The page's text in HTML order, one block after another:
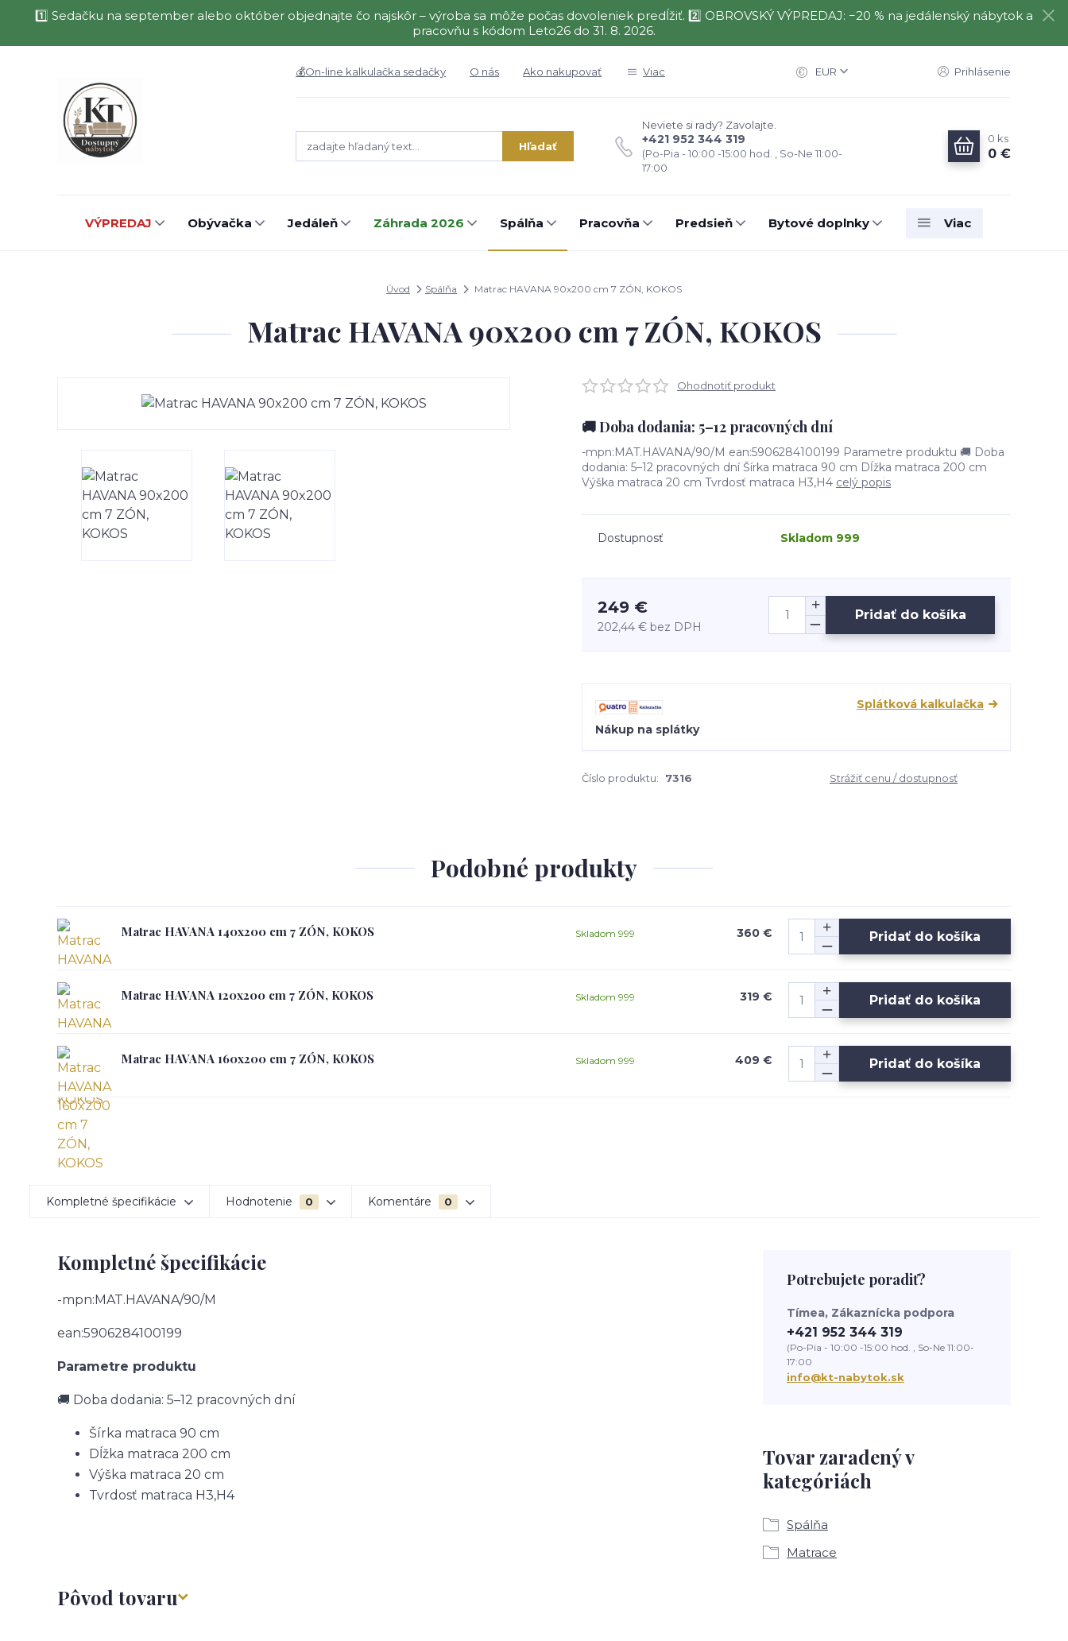
1️⃣ Sedačku na september alebo október objednajte čo najskôr – výroba sa môže počas dovoleniek predĺžiť. 2️⃣ OBROVSKÝ VÝPREDAJ: −20 % na jedálenský nábytok a
pracovňu s kódom Leto26 do 31. 8. 2026.
💰On-line kalkulačka sedačky O nás Ako nakupovať Viac EUR Prihlásenie
Hľadať
Neviete si rady? Zavolajte.
+421 952 344 319
(Po-Pia - 10:00 -15:00 hod. , So-Ne 11:00-
17:00
0 ks
0 €
VÝPREDAJ Obývačka Jedáleň Záhrada 2026 Spálňa Pracovňa Predsieň Bytové doplnky Viac
Úvod Spálňa Matrac HAVANA 90x200 cm 7 ZÓN, KOKOS
Matrac HAVANA 90x200 cm 7 ZÓN, KOKOS
Ohodnotiť produkt
🚚 Doba dodania: 5–12 pracovných dní
-mpn:MAT.HAVANA/90/M ean:5906284100199 Parametre produktu 🚚 Doba
dodania: 5–12 pracovných dní Šírka matraca 90 cm Dĺžka matraca 200 cm
Výška matraca 20 cm Tvrdosť matraca H3,H4 celý popis
Dostupnosť Skladom 999
249 €
202,44 € bez DPH
Pridať do košíka
Splátková kalkulačka
Nákup na splátky
Číslo produktu: 7316 Strážiť cenu / dostupnosť
Podobné produkty
Matrac HAVANA 140x200 cm 7 ZÓN, KOKOS 360 €
Skladom 999 Pridať do košíka
Matrac HAVANA 120x200 cm 7 ZÓN, KOKOS 319 €
Skladom 999 Pridať do košíka
Matrac HAVANA 160x200 cm 7 ZÓN, KOKOS 409 €
Skladom 999 Pridať do košíka
Kompletné špecifikácie Hodnotenie 0 Komentáre 0
Kompletné špecifikácie
-mpn:MAT.HAVANA/90/M
ean:5906284100199
Parametre produktu
🚚 Doba dodania: 5–12 pracovných dní
Šírka matraca 90 cm
Dĺžka matraca 200 cm
Výška matraca 20 cm
Tvrdosť matraca H3,H4
Pôvod tovaru
Tovar zaradený v
kategóriách
Spálňa
Matrace
Potrebujete poradiť?
Tímea, Zákaznícka podpora
+421 952 344 319
(Po-Pia - 10:00 -15:00 hod. , So-Ne 11:00-
17:00
info@kt-nabytok.sk